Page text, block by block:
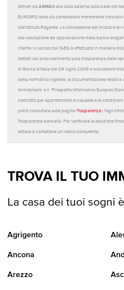
stimati da 24MAX alla data odierna sulla base dei
EUROIRS) sono da considerarsi meramente
dell'Istituto Rogante. La concessione del mutuo e le
alla valutazione ed approvazione della banca
cliente. Il calcolo del TAEG è effettuato in maniera
dettati dal provvedimento sulla trasparenza delle
di Banca d'Italia del 29 luglio 2009 e successive
della normativa vigente, la documentazione relativa
Immobiliare' e il “Prospetto Informativo Europeo
contratto per approfondire le clausole e le
potrà consultare sulla pagina Trasparenza i fogli
Trasparenza bancaria. Per verificare la soluzione
esitare a contattare un nostro consulente.
TROVA IL TUO
La casa dei tuoi sogni
Agrigento
Ancona
Arezzo